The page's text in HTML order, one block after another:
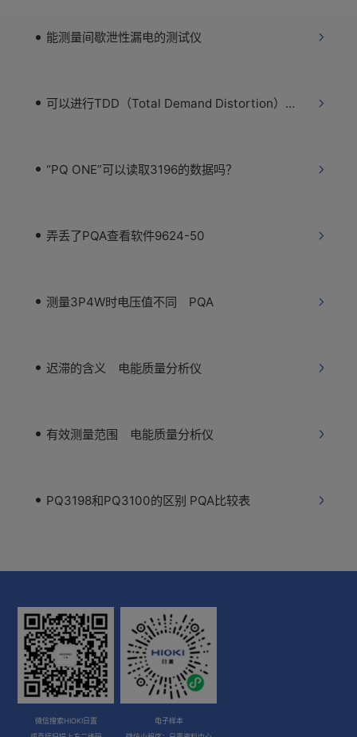
能测量间歇泄性漏电的测试仪
可以进行TDD（Total Demand Distortion）的测量吗？
“PQ ONE”可以读取3196的数据吗？
弄丢了PQA查看软件9624-50
测量3P4W时电压值不同 PQA
迟滞的含义 电能质量分析仪
有效测量范围 电能质量分析仪
PQ3198和PQ3100的区别 PQA比较表
微信搜索HIOKI日置
电子样本